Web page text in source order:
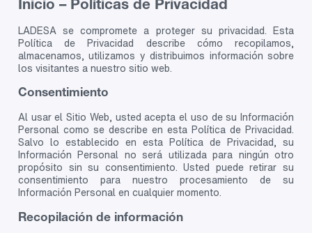
Inicio – Políticas de Privacidad
LADESA se compromete a proteger su privacidad. Esta
Política de Privacidad describe cómo recopilamos,
almacenamos, utilizamos y distribuimos información sobre
los visitantes a nuestro sitio web.
Consentimiento
Al usar el Sitio Web, usted acepta el uso de su Información
Personal como se describe en esta Política de Privacidad.
Salvo lo establecido en esta Política de Privacidad, su
Información Personal no será utilizada para ningún otro
propósito sin su consentimiento. Usted puede retirar su
consentimiento para nuestro procesamiento de su
Información Personal en cualquier momento.
Recopilación de información